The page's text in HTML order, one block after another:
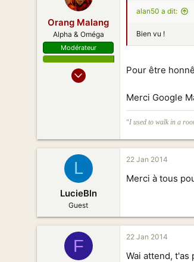
Orang Malang
Alpha & Oméga
Modérateur
23 Oct 2005
alan50 a dit:
Bien vu !
Pour être
Merci Google
"I used to walk in a
L
LucieBln
Guest
22 Jan 2014
Merci à tous
F 22 Jan 2014
Wai attend, t'as